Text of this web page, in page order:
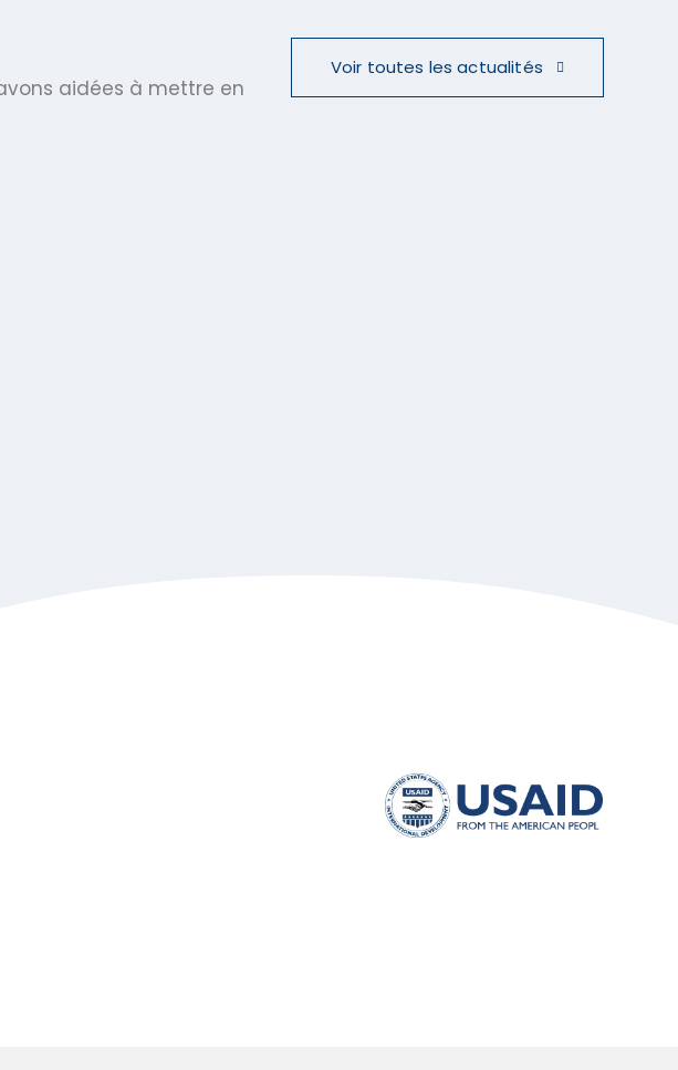
aidées à mettre en
Voir toutes les actualités